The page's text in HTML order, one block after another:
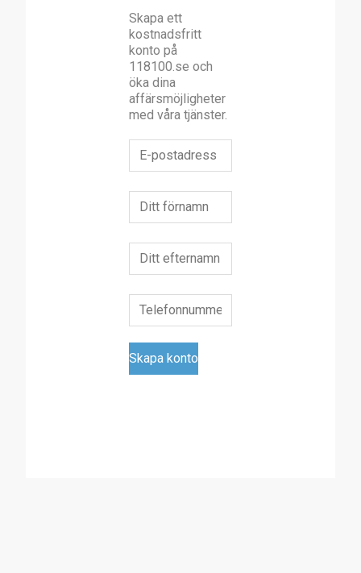
Skapa ett
kostnadsfritt
konto på
118100.se och
öka dina
affärsmöjligheter
med våra tjänster.